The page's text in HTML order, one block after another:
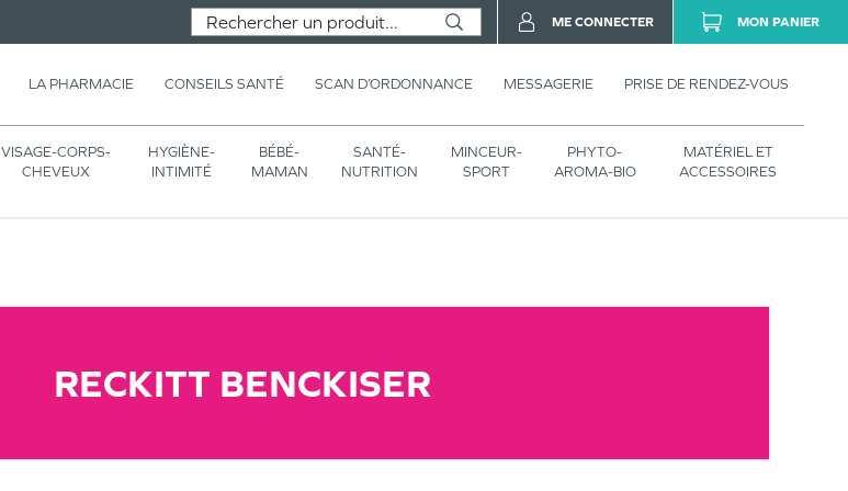
LA PHARMACIE CONSEILS SANTÉ SCAN D’ORDONNANCE MESSAGERIE PRISE DE RENDEZ-VOUS
VISAGE-CORPS-
CHEVEUX
HYGIÈNE-
INTIMITÉ
BÉBÉ-
MAMAN
SANTÉ-
NUTRITION
MINCEUR-
SPORT
PHYTO-
AROMA-BIO
MATÉRIEL ET
ACCESSOIRES
ME CONNECTER MON PANIER
RECKITT BENCKISER